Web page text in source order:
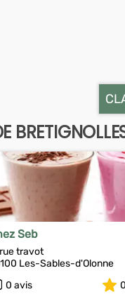
Seb
travot
Les-Sables-d'Olonne
0 avis
0